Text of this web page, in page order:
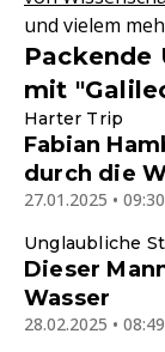
und vielem
Packende
mit
Harter Trip
Fabian
durch die
27.01.2025 •
Unglaubliche
Dieser
Wasser
28.02.2025 •